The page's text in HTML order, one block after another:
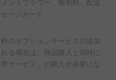
メントフラワー、梱包料、配送
ージカード
のオプションサービスの追加
る場合は、商品購入と同時に
帯サービス」の購入が必要にな